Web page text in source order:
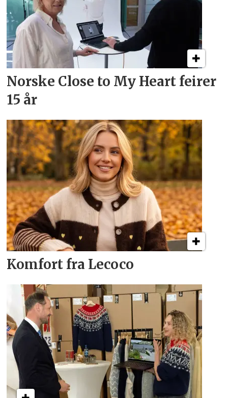
Norske Close to My Heart feirer
15 år
Komfort fra Lecoco